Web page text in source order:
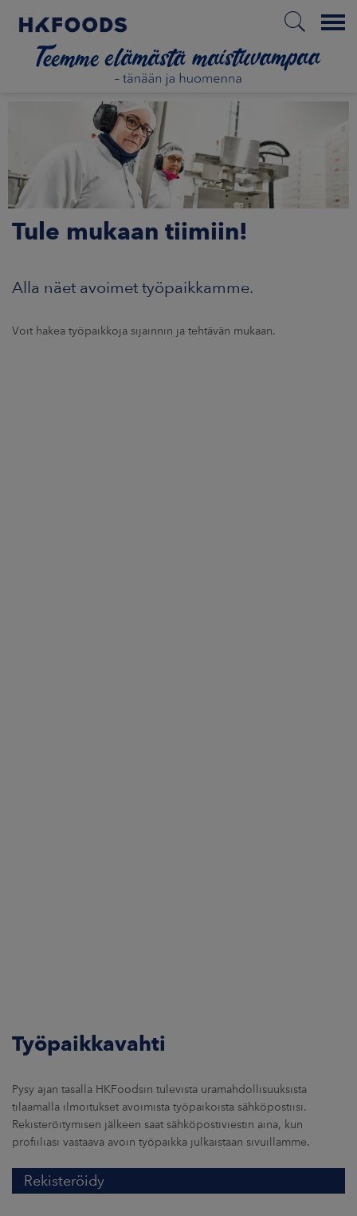
Menu
ETUSIVU
MEISTÄ
Tule mukaan tiimiin!
Alla näet avoimet työpaikkamme.
Voit hakea työpaikkoja sijainnin ja tehtävän mukaan.
Työpaikkavahti
Pysy ajan tasalla HKFoodsin tulevista uramahdollisuuksista
tilaamalla ilmoitukset avoimista työpaikoista sähköpostiisi.
Rekisteröitymisen jälkeen saat sähköpostiviestin aina, kun
profiiliasi vastaava avoin työpaikka julkaistaan sivuillamme.
Rekisteröidy